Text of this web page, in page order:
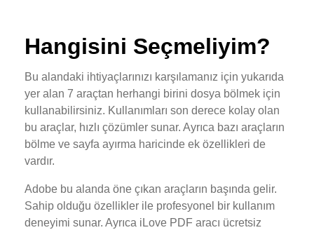
Hangisini Seçmeliyim?
Bu alandaki ihtiyaçlarınızı karşılamanız için yukarıda
yer alan 7 araçtan herhangi birini dosya bölmek için
kullanabilirsiniz. Kullanımları son derece kolay olan
bu araçlar, hızlı çözümler sunar. Ayrıca bazı araçların
bölme ve sayfa ayırma haricinde ek özellikleri de
vardır.
Adobe bu alanda öne çıkan araçların başında gelir.
Sahip olduğu özellikler ile profesyonel bir kullanım
deneyimi sunar. Ayrıca iLove PDF aracı ücretsiz